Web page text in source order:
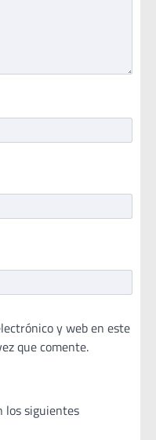
y web en este
que comente.
los siguientes